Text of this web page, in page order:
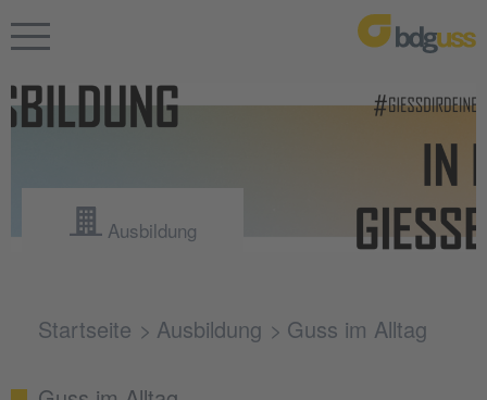
Ausbildung
Startseite Ausbildung Guss im Alltag